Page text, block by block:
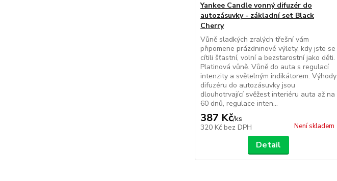
Yankee Candle vonný difuzér do
autozásuvky - základní set Black
Cherry
Vůně sladkých zralých třešní vám
připomene prázdninové výlety, kdy jste se
cítili šťastní, volní a bezstarostní jako děti.
Platinová vůně. Vůně do auta s regulací
intenzity a světelným indikátorem. Výhody
difuzéru do autozásuvky jsou
dlouhotrvající svěžest interiéru auta až na
60 dnů, regulace inten...
387 Kč/ks
320 Kč bez DPH Není skladem
Detail